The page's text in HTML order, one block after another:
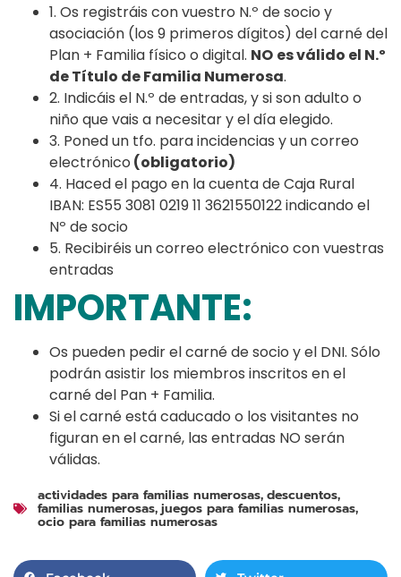
1. Os registráis con vuestro N.º de socio y
asociación (los 9 primeros dígitos) del carné del
Plan + Familia físico o digital. NO es válido el N.º
de Título de Familia Numerosa.
2. Indicáis el N.º de entradas, y si son adulto o
niño que vais a necesitar y el día elegido.
3. Poned un tfo. para incidencias y un correo
electrónico (obligatorio)
4. Haced el pago en la cuenta de Caja Rural
IBAN: ES55 3081 0219 11 3621550122 indicando el
Nº de socio
5. Recibiréis un correo electrónico con vuestras
entradas
IMPORTANTE:
Os pueden pedir el carné de socio y el DNI. Sólo
podrán asistir los miembros inscritos en el
carné del Pan + Familia.
Si el carné está caducado o los visitantes no
figuran en el carné, las entradas NO serán
válidas.
actividades para familias numerosas, descuentos,
familias numerosas, juegos para familias numerosas,
ocio para familias numerosas